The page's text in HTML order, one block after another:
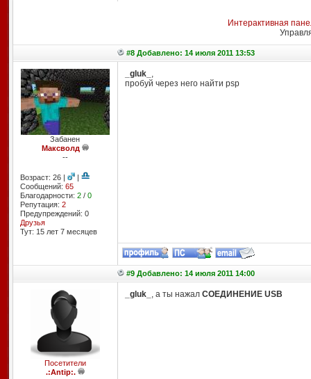
Интерактивная
#8 Добавлено: 14 июля 2011 13:53
Забанен
Максволд
--
Возраст: 26 |
|
Сообщений: 65
Благодарности: 2/ 0
Репутация: 2
Предупреждений: 0
Друзья
Тут: 15 лет 7 месяцев
_gluk_ ,
пробуй через него найти psp
#9 Добавлено: 14 июля 2011 14:00
Посетители
.:Antip:.
_gluk_ , а ты нажал СОЕДИНЕНИЕ USB